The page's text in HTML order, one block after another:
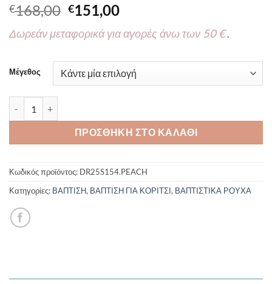
€168,00 Original
price
was:
€151,00Η
τιμή
€151,00.
Δωρεάν μεταφορικά για αγορές άνω των 50 €.
Μέγεθος
ΠΡΟΣΘΉΚΗ ΣΤΟ ΚΑΛΆΘΙ
Κωδικός προϊόντος: DR25S154.PEACH
Κατηγορίες: ΒΑΠΤΙΣΗ, ΒΑΠΤΙΣΗ ΓΙΑ ΚΟΡΙΤΣΙ, ΒΑΠΤΙΣΤΙΚΑ ΡΟΥΧΑ